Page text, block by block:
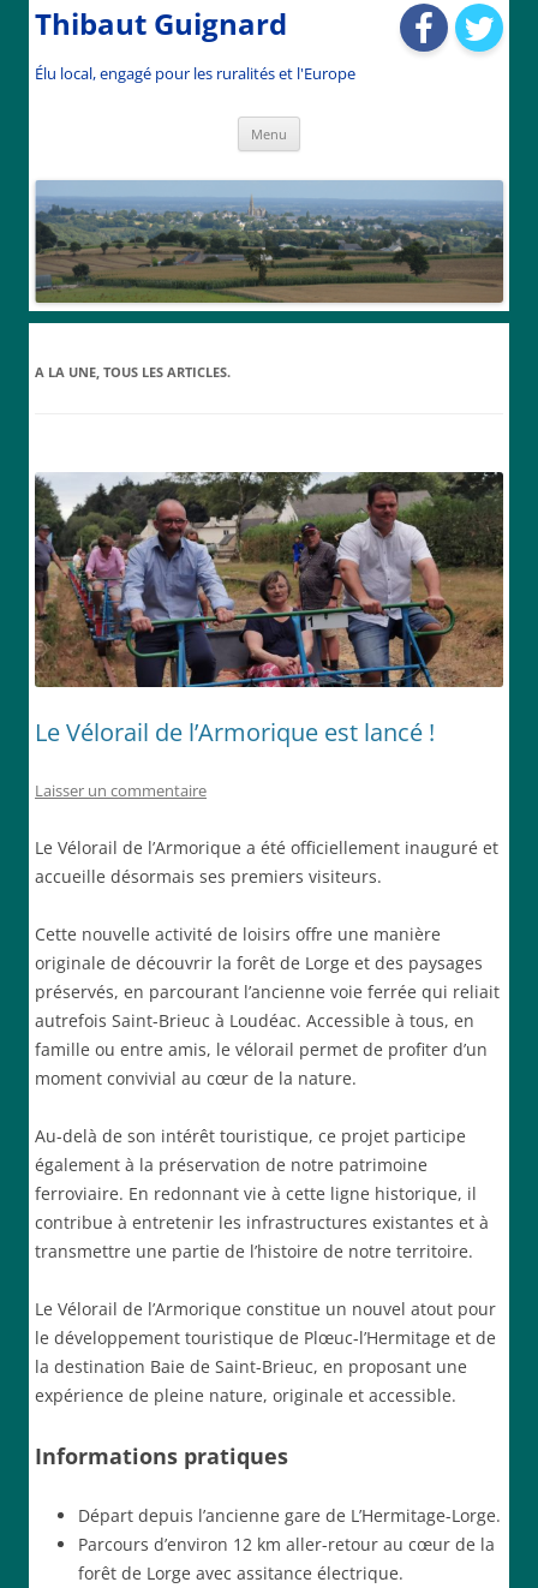
Thibaut Guignard
Élu local, engagé pour les ruralités et l'Europe
Menu
A LA UNE , TOUS LES ARTICLES.
Le Vélorail de l’Armorique est lancé !
Laisser un commentaire
Le Vélorail de l’Armorique a été officiellement inauguré et
accueille désormais ses premiers visiteurs.
Cette nouvelle activité de loisirs offre une manière
originale de découvrir la forêt de Lorge et des paysages
préservés, en parcourant l’ancienne voie ferrée qui reliait
autrefois Saint-Brieuc à Loudéac. Accessible à tous, en
famille ou entre amis, le vélorail permet de profiter d’un
moment convivial au cœur de la nature.
Au-delà de son intérêt touristique, ce projet participe
également à la préservation de notre patrimoine
ferroviaire. En redonnant vie à cette ligne historique, il
contribue à entretenir les infrastructures existantes et à
transmettre une partie de l’histoire de notre territoire.
Le Vélorail de l’Armorique constitue un nouvel atout pour
le développement touristique de Plœuc-l’Hermitage et de
la destination Baie de Saint-Brieuc, en proposant une
expérience de pleine nature, originale et accessible.
Informations pratiques
Départ depuis l’ancienne gare de L’Hermitage-Lorge.
Parcours d’environ 12 km aller-retour au cœur de la
forêt de Lorge avec assitance électrique.